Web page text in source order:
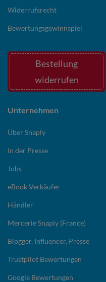
Widerrufsrecht
Bewertungsgewinnspiel
Bestellung
widerrufen
Unternehmen
Über Snaply
In der Presse
Jobs
eBook Verkäufer
Händler
Mercerie Snaply (France)
Blogger, Influencer, Presse
Trustpilot Bewertungen
Google Bewertungen